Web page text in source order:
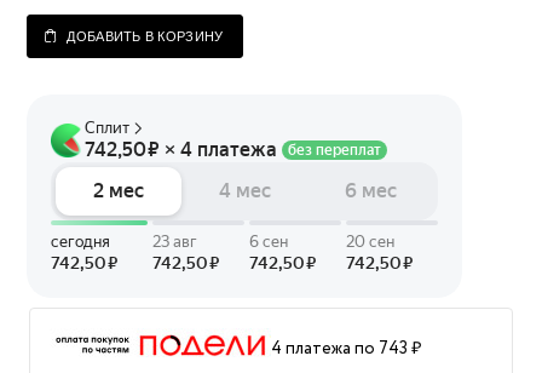
ДОБАВИТЬ В КОРЗИНУ
4 платежа по 743 ₽